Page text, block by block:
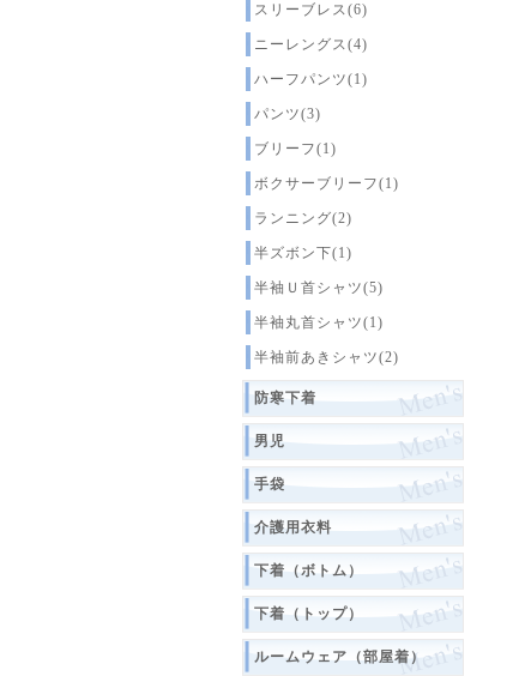
スリーブレス(6)
ニーレングス(4)
ハーフパンツ(1)
パンツ(3)
ブリーフ(1)
ボクサーブリーフ(1)
ランニング(2)
半ズボン下(1)
半袖Ｕ首シャツ(5)
半袖丸首シャツ(1)
半袖前あきシャツ(2)
防寒下着
男児
手袋
介護用衣料
下着（ボトム）
下着（トップ）
ルームウェア（部屋着）